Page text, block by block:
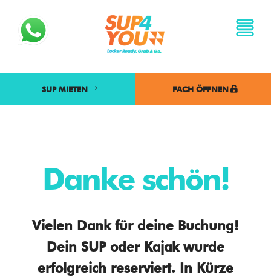
SUP MIETEN FACH ÖFFNEN
Danke schön!
Vielen Dank für deine Buchung!
Dein SUP oder Kajak wurde
erfolgreich reserviert. In Kürze